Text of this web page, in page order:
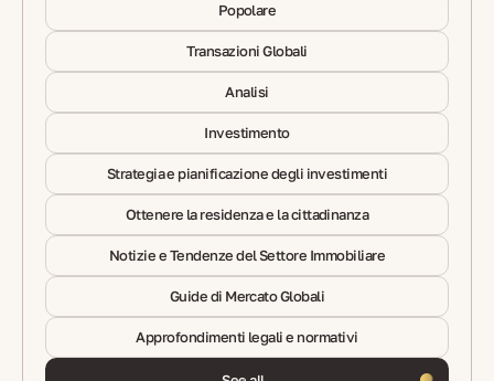
Popolare
Transazioni Globali
Analisi
Investimento
Strategia e pianificazione degli investimenti
Ottenere la residenza e la cittadinanza
Notizie e Tendenze del Settore Immobiliare
Guide di Mercato Globali
Approfondimenti legali e normativi